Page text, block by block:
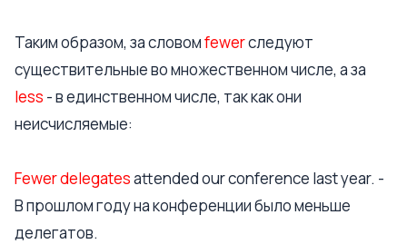
Таким образом, за словомfewerследуют
существительные во множественном числе, а за
less - в единственном числе, так как они
неисчисляемые:
Fewer delegatesattended our conference last year. -
В прошлом году на конференции было меньше
делегатов.